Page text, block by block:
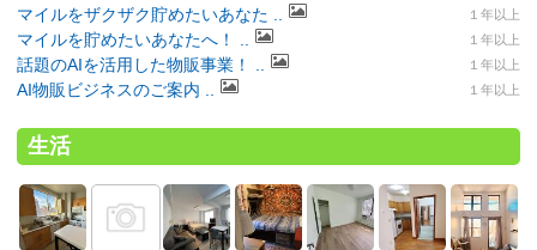
マイルをザクザク貯めたいあなた .. １年以上
マイルを貯めたいあなたへ！ .. １年以上
話題のAIを活用した物販事業！ .. １年以上
AI物販ビジネスのご案内 .. １年以上
生活